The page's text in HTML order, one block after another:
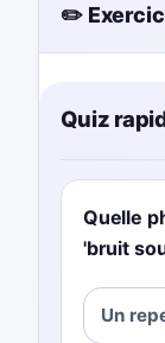
✏️
Quiz
Quelle
'bruit
Un